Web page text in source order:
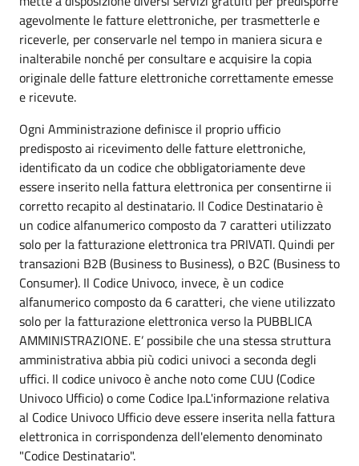
agevolmente le fatture elettroniche, per trasmetterle e
riceverle, per conservarle nel tempo in maniera sicura e
inalterabile nonché per consultare e acquisire la copia
originale delle fatture elettroniche correttamente emesse
e ricevute.
Ogni Amministrazione definisce il proprio ufficio
predisposto ai ricevimento delle fatture elettroniche,
identificato da un codice che obbligatoriamente deve
essere inserito nella fattura elettronica per consentirne ii
corretto recapito al destinatario. Il Codice Destinatario è
un codice alfanumerico composto da 7 caratteri utilizzato
solo per la fatturazione elettronica tra PRIVATI. Quindi per
transazioni B2B (Business to Business), o B2C (Business to
Consumer). Il Codice Univoco, invece, è un codice
alfanumerico composto da 6 caratteri, che viene utilizzato
solo per la fatturazione elettronica verso la PUBBLICA
AMMINISTRAZIONE. E’ possibile che una stessa struttura
amministrativa abbia più codici univoci a seconda degli
uffici. Il codice univoco è anche noto come CUU (Codice
Univoco Ufficio) o come Codice Ipa.L'informazione relativa
al Codice Univoco Ufficio deve essere inserita nella fattura
elettronica in corrispondenza dell'elemento denominato
"Codice Destinatario".